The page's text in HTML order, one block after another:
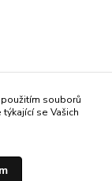
souborů
se Vašich